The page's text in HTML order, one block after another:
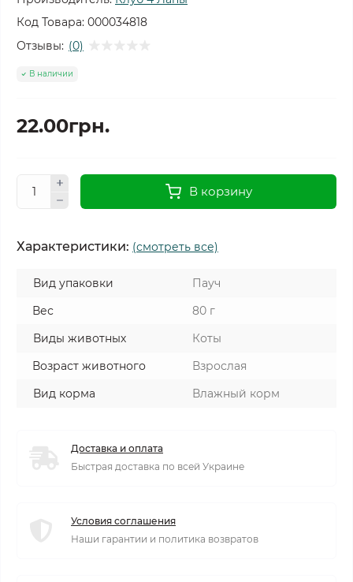
Код Товара: 000034818
Отзывы: (0)
В наличии
22.00грн.
В корзину
Характеристики: (смотреть все)
Вид упаковки
Пауч
Вес
80 г
Виды животных
Коты
Возраст животного
Взрослая
Вид корма
Влажный корм
Доставка и оплата
Быстрая доставка по всей Украине
Условия соглашения
Наши гарантии и политика возвратов